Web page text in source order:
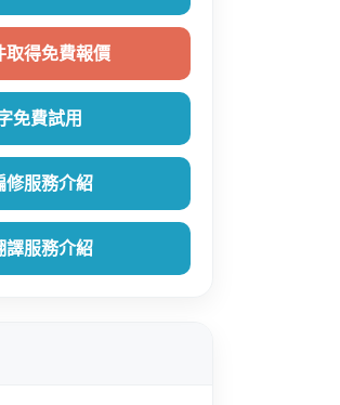
取得免費報價
免費試用
修服務介紹
譯服務介紹